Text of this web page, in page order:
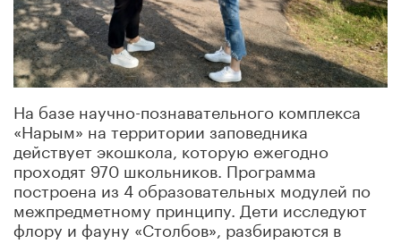
На базе научно-познавательного комплекса
«Нарым» на территории заповедника
действует экошкола, которую ежегодно
проходят 970 школьников. Программа
построена из 4 образовательных модулей по
межпредметному принципу. Дети исследуют
флору и фауну «Столбов», разбираются в